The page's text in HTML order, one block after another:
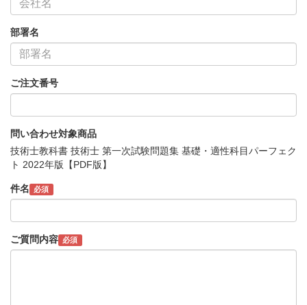
部署名
ご注文番号
問い合わせ対象商品
技術士教科書 技術士 第一次試験問題集 基礎・適性科目パーフェク
ト 2022年版【PDF版】
件名 必須
ご質問内容 必須